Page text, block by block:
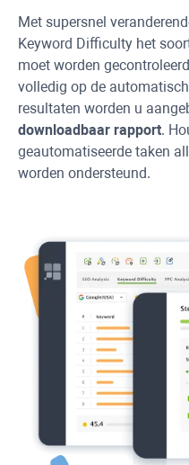
Met supersnel
Keyword Difficulty het
moet worden
volledig op de
resultaten worden u
downloadbaar rapport.
geautomatiseerde taken
worden ondersteund.